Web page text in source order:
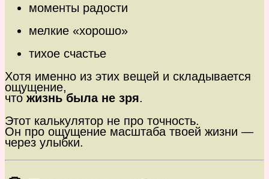
моменты радости
мелкие «хорошо»
тихое счастье
Хотя именно из этих вещей и складывается
ощущение,
что жизнь была не зря.
Этот калькулятор не про точность.
Он про ощущение масштаба твоей жизни —
через улыбки.